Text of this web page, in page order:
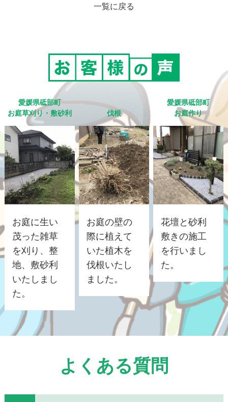
一覧に戻る
愛媛県砥部町
お庭草刈り・敷砂利
お庭に生い
茂った雑草
を刈り、整
地、敷砂利
いたしまし
た。
伐根
お庭の壁の
際に植えて
いた植木を
伐根いたし
ました。
愛媛県砥部町
お庭作り
花壇と砂利
敷きの施工
を行いまし
た。
よくある質問